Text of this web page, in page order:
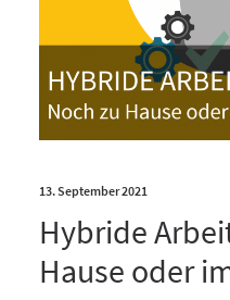
13. September 2021
Hybride
Hause oder